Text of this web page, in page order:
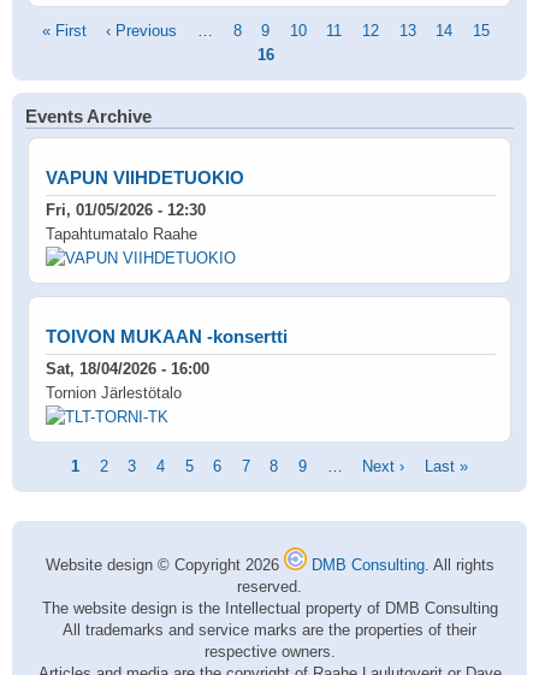
Pagination
First
« First
Previous
‹ Previous … Page
8 Page
9 Page
10 Page
11 Page
12 Page
13 Page
14 Page
15
16
Events Archive
VAPUN VIIHDETUOKIO
Fri, 01/05/2026 - 12:30
Tapahtumatalo Raahe
TOIVON MUKAAN -konsertti
Sat, 18/04/2026 - 16:00
Tornion Järlestötalo
Pagination
Current
page
1 Page
2 Page
3 Page
4 Page
5 Page
6 Page
7 Page
8 Page
9 …
Next
page
Next ›
Last
page
Last »
Website design © Copyright 2026 DMB Consulting. All rights
reserved.
The website design is the Intellectual property of DMB Consulting
All trademarks and service marks are the properties of their
respective owners.